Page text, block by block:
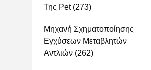
Της Pet(273)
Μηχανή Σχηματοποίησης
Εγχύσεων Μεταβλητών
Αντλιών (262)